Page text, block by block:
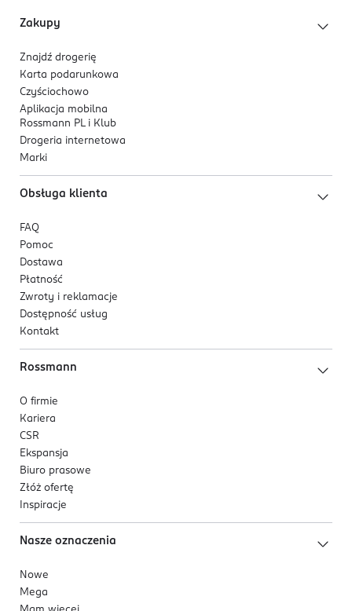
Zakupy
Znajdź drogerię
Karta podarunkowa
Czyściochowo
Aplikacja mobilna
Rossmann PL i Klub
Drogeria internetowa
Marki
Obsługa klienta
FAQ
Pomoc
Dostawa
Płatność
Zwroty i reklamacje
Dostępność usług
Kontakt
Rossmann
O firmie
Kariera
CSR
Ekspansja
Biuro prasowe
Złóż ofertę
Inspiracje
Nasze oznaczenia
Nowe
Mega